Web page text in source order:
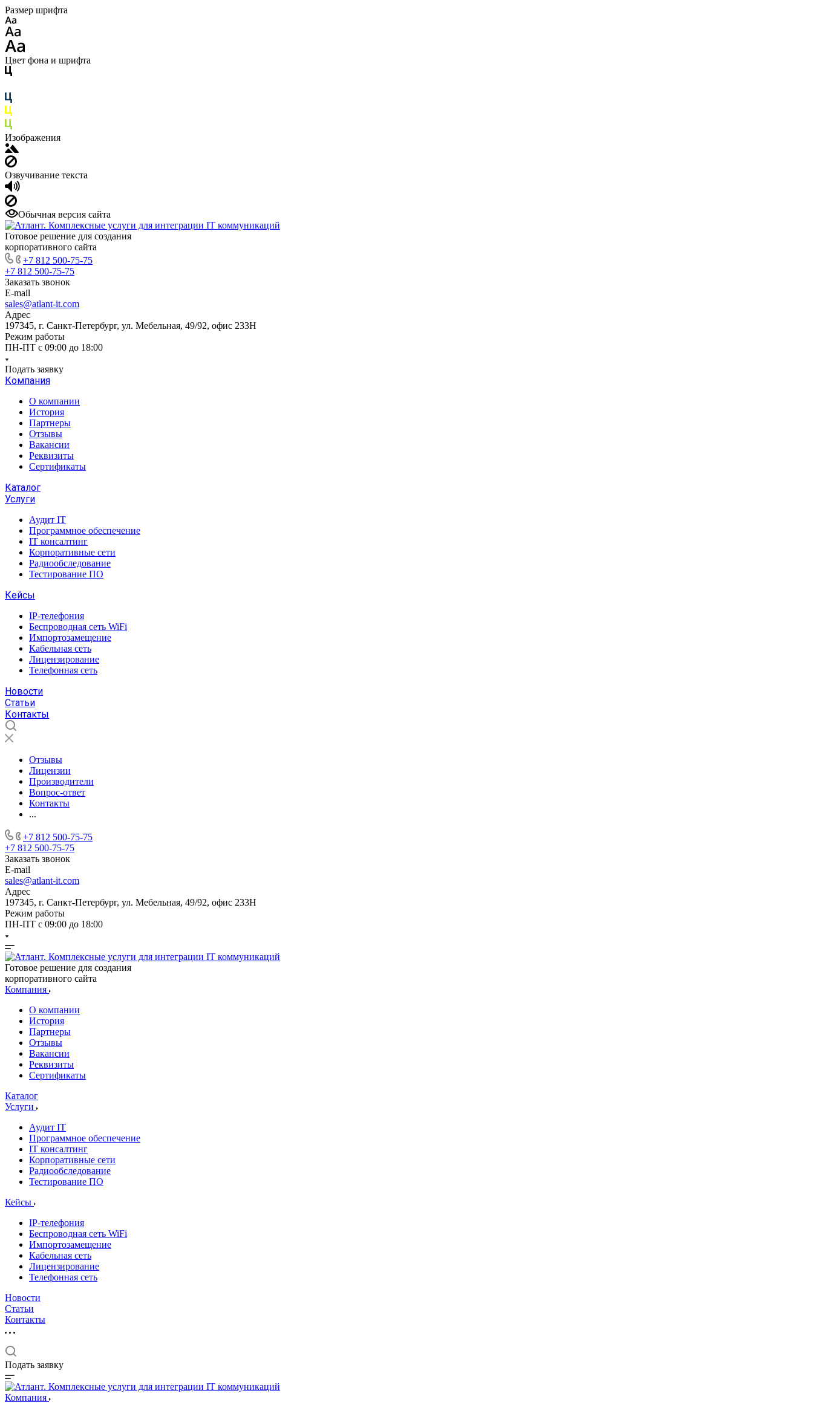
Размер шрифта
Цвет фона и шрифта
Изображения
Озвучивание текста
Обычная версия сайта
Готовое решение для создания
корпоративного сайта
+7 812 500-75-75
+7 812 500-75-75
Заказать звонок
E-mail
sales@atlant-it.com
Адрес
197345, г. Санкт-Петербург, ул. Мебельная, 49/92, офис 233Н
Режим работы
ПН-ПТ с 09:00 до 18:00
Подать заявку
Компания
О компании
История
Партнеры
Отзывы
Вакансии
Реквизиты
Сертификаты
Каталог
Услуги
Аудит IT
Программное обеспечение
IT консалтинг
Корпоративные сети
Радиообследование
Тестирование ПО
Кейсы
IP-телефония
Беспроводная сеть WiFi
Импортозамещение
Кабельная сеть
Лицензирование
Телефонная сеть
Новости
Статьи
Контакты
Отзывы
Лицензии
Производители
Вопрос-ответ
Контакты
...
+7 812 500-75-75
+7 812 500-75-75
Заказать звонок
E-mail
sales@atlant-it.com
Адрес
197345, г. Санкт-Петербург, ул. Мебельная, 49/92, офис 233Н
Режим работы
ПН-ПТ с 09:00 до 18:00
Готовое решение для создания
корпоративного сайта
Компания
О компании
История
Партнеры
Отзывы
Вакансии
Реквизиты
Сертификаты
Каталог
Услуги
Аудит IT
Программное обеспечение
IT консалтинг
Корпоративные сети
Радиообследование
Тестирование ПО
Кейсы
IP-телефония
Беспроводная сеть WiFi
Импортозамещение
Кабельная сеть
Лицензирование
Телефонная сеть
Новости
Статьи
Контакты
Подать заявку
Компания